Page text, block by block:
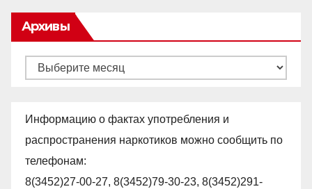
Архивы
Архивы
Информацию о фактах употребления и
распространения наркотиков можно сообщить по
телефонам:
8(3452)27-00-27, 8(3452)79-30-23, 8(3452)291-